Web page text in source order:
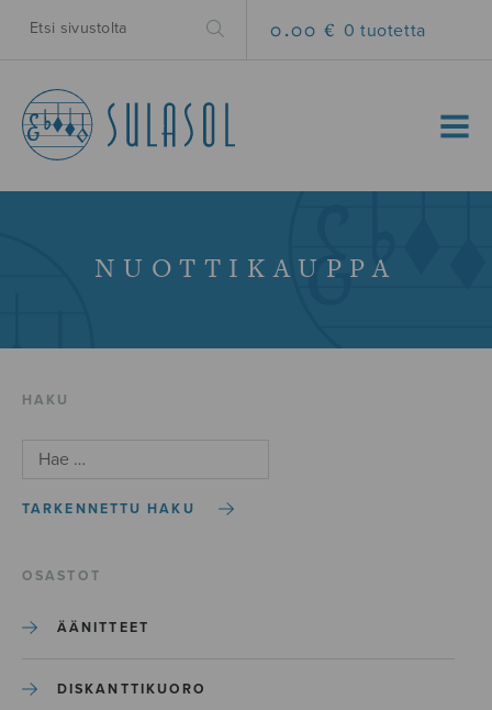
0.00 € 0 tuotetta
MENU
NUOTTIKAUPPA
HAKU
TARKENNETTU HAKU
OSASTOT
ÄÄNITTEET
DISKANTTIKUORO